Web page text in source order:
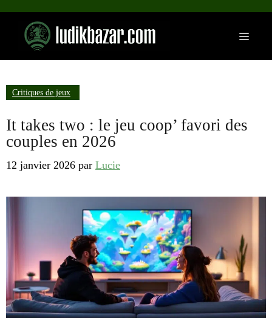
contenu
Menu
Critiques de jeux
It takes two : le jeu coop’ favori des
couples en 2026
12 janvier 2026 par Lucie